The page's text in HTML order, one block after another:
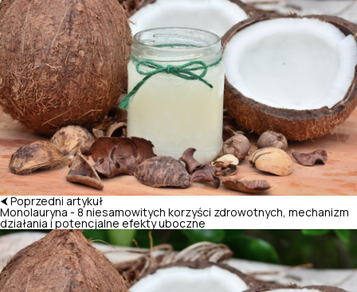
⮜ Poprzedni artykuł
Monolauryna - 8 niesamowitych korzyści zdrowotnych, mechanizm
działania i potencjalne efekty uboczne